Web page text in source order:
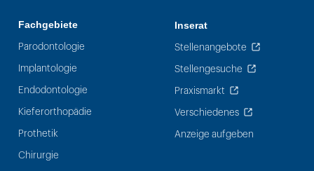
Fachgebiete
Parodontologie
Implantologie
Endodontologie
Kieferorthopädie
Prothetik
Chirurgie
Inserat
Stellenangebote
Stellengesuche
Praxismarkt
Verschiedenes
Anzeige aufgeben